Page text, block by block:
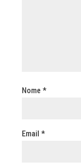
Nome *
Email *